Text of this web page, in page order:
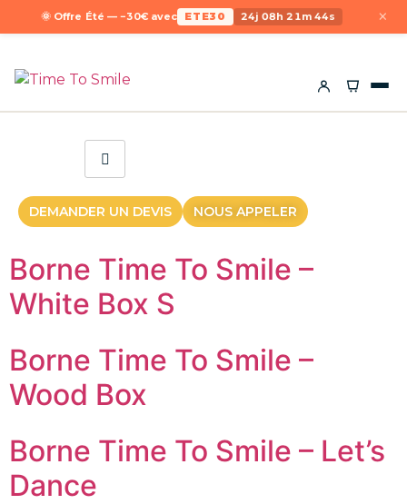
🌞 Offre Été — −30€ avec ETE30 24j 08h 21m 44s ×
DEMANDER UN DEVIS NOUS APPELER
Borne Time To Smile –
White Box S
Borne Time To Smile –
Wood Box
Borne Time To Smile – Let’s
Dance